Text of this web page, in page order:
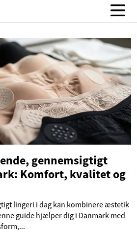
gennemsigtigt
Komfort, kvalitet og
lingeri i dag kan kombinere æstetik
guide hjælper dig i Danmark med